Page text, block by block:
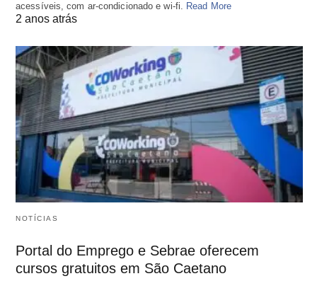
acessíveis, com ar-condicionado e wi-fi. Read More
2 anos atrás
NOTÍCIAS
Portal do Emprego e Sebrae oferecem
cursos gratuitos em São Caetano